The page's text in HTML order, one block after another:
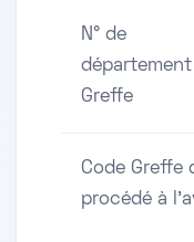
N° de
Greffe
Code Greffe
procédé à